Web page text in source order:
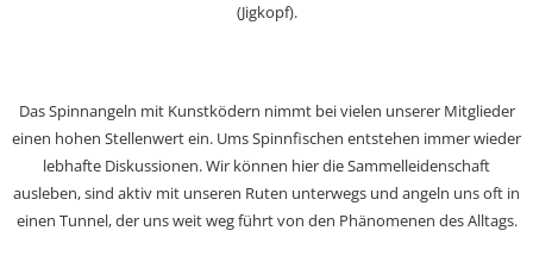
(Jigkopf).
Das Spinnangeln mit Kunstködern nimmt bei vielen unserer Mitglieder
einen hohen Stellenwert ein. Ums Spinnfischen entstehen immer wieder
lebhafte Diskussionen. Wir können hier die Sammelleidenschaft
ausleben, sind aktiv mit unseren Ruten unterwegs und angeln uns oft in
einen Tunnel, der uns weit weg führt von den Phänomenen des Alltags.